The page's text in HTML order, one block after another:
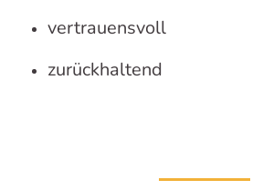
vertrauensvoll
zurückhaltend